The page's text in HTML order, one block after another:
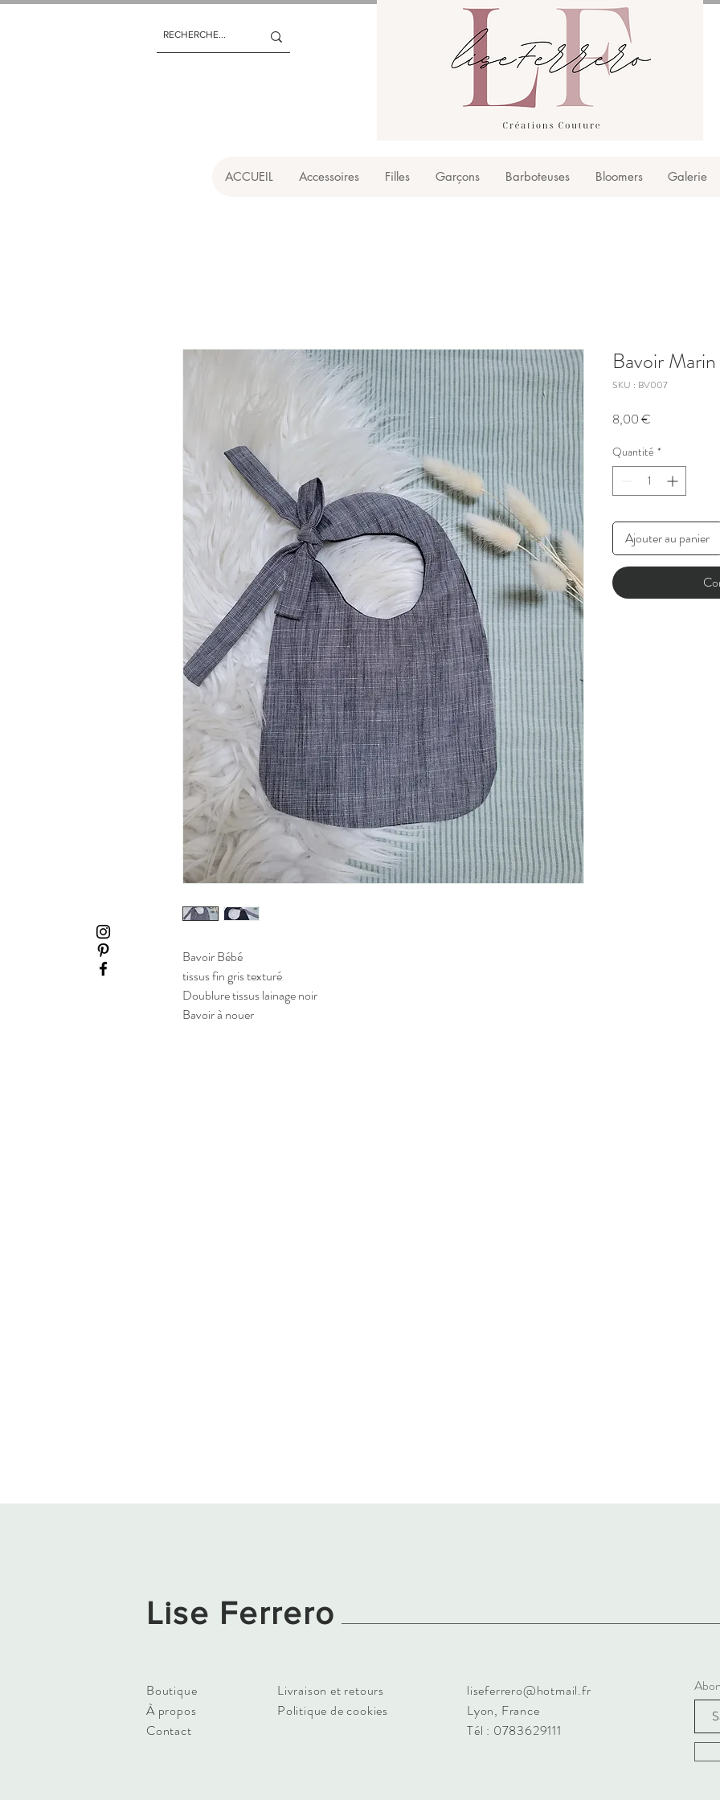
ACCUEIL Accessoires Filles Garçons Barboteuses Bloomers Galerie
Bavoir Bébé
tissus fin gris texturé
Doublure tissus lainage noir
Bavoir à nouer
Bavoir Marin
SKU : BV007
8,00 €
Quantité *
Ajouter au panier
Lise Ferrero
Boutique
À propos
Contact
Livraison et retours
Politique de cookies
liseferrero@hotmail.fr
Lyon, France
Tél : 0783629111